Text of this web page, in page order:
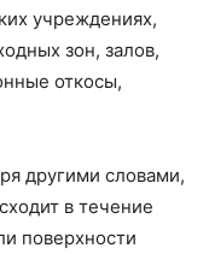
учреждениях,
зон, залов,
откосы,
другими словами,
в течение
поверхности